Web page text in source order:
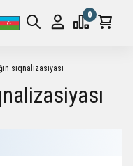
0
siqnalizasiyası